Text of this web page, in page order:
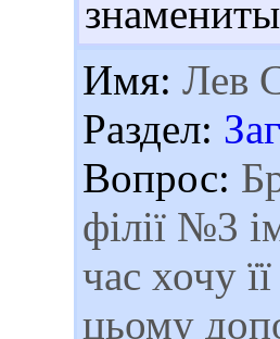
Имя: Лев
Раздел:
Вопрос:
філії №3
час хочу
цьому